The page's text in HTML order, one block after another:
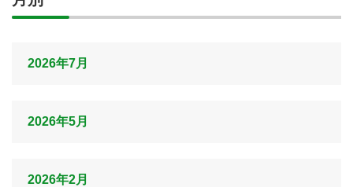
2026年7月
2026年5月
2026年2月